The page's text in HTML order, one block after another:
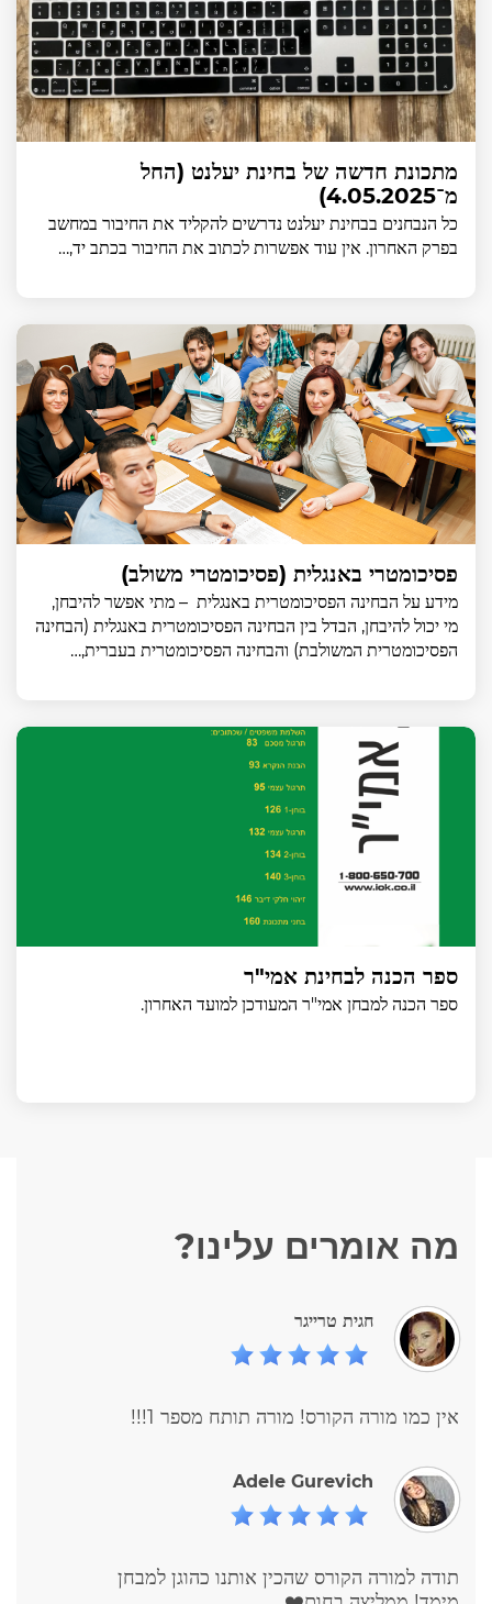
מתכונת חדשה של בחינת יעלנט (החל
מ־4.05.2025)
כל הנבחנים בבחינת יעלנט נדרשים להקליד את החיבור במחשב
בפרק האחרון. אין עוד אפשרות לכתוב את החיבור בכתב יד,…
פסיכומטרי באנגלית (פסיכומטרי משולב)
מידע על הבחינה הפסיכומטרית באנגלית – מתי אפשר להיבחן,
מי יכול להיבחן, הבדל בין הבחינה הפסיכומטרית באנגלית (הבחינה
הפסיכומטרית המשולבת) והבחינה הפסיכומטרית בעברית,…
ספר הכנה לבחינת אמי"ר
ספר הכנה למבחן אמי"ר המעודכן למועד האחרון.
מה אומרים עלינו?
אין כמו מורה הקורס! מורה תותח מספר 1!!!
Adele Gurevich
תודה למורה הקורס שהכין אותנו כהוגן למבחן